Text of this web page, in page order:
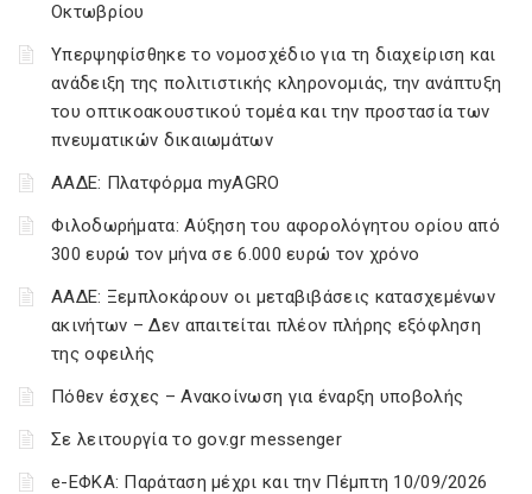
Οκτωβρίου
Υπερψηφίσθηκε το νομοσχέδιο για τη διαχείριση και
ανάδειξη της πολιτιστικής κληρονομιάς, την ανάπτυξη
του οπτικοακουστικού τομέα και την προστασία των
πνευματικών δικαιωμάτων
ΑΑΔΕ: Πλατφόρμα myAGRO
Φιλοδωρήματα: Αύξηση του αφορολόγητου ορίου από
300 ευρώ τον μήνα σε 6.000 ευρώ τον χρόνο
ΑΑΔΕ: Ξεμπλοκάρουν οι μεταβιβάσεις κατασχεμένων
ακινήτων – Δεν απαιτείται πλέον πλήρης εξόφληση
της οφειλής
Πόθεν έσχες – Ανακοίνωση για έναρξη υποβολής
Σε λειτουργία το gov.gr messenger
e-ΕΦΚΑ: Παράταση μέχρι και την Πέμπτη 10/09/2026